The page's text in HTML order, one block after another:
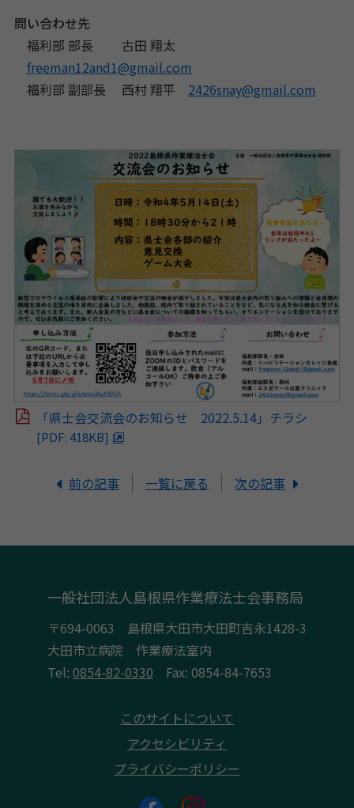
問い合わせ先
福利部 部長 古田 翔太
freeman12and1@gmail.com
福利部 副部長 西村 翔平 2426snay@gmail.com
「県士会交流会のお知らせ 2022.5.14」チラシ
[PDF: 418KB]
前の記事 一覧に戻る 次の記事
一般社団法人島根県作業療法士会事務局
〒694-0063 島根県大田市大田町吉永1428-3
大田市立病院 作業療法室内
Tel: 0854-82-0330 Fax: 0854-84-7653
このサイトについて
アクセシビリティ
プライバシーポリシー